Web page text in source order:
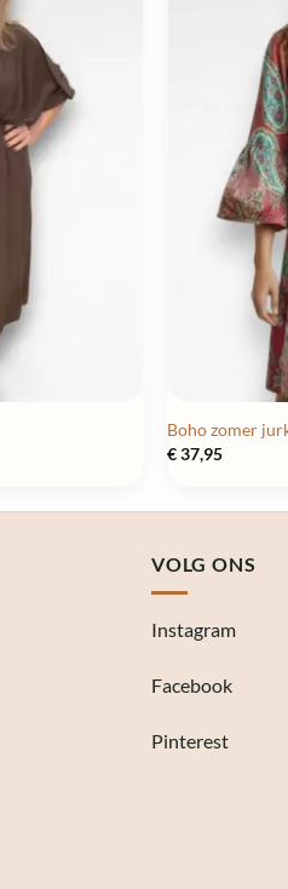
Boho zomer
€37,95
VOLG ONS
Instagram
Facebook
Pinterest